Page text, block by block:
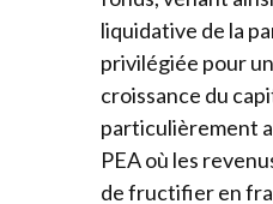
liquidative de la
privilégiée pour
croissance du
particulièrement
PEA où les
de fructifier en